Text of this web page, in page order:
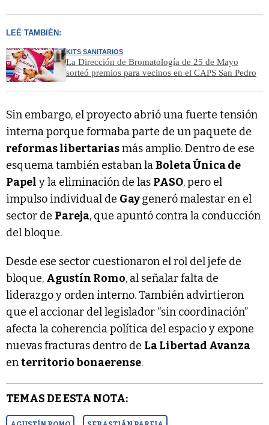
LEÉ TAMBIÉN:
KITS SANITARIOS
La Dirección de Bromatología de 25 de Mayo
sorteó premios para vecinos en el CAPS San Pedro
Sin embargo, el proyecto abrió una fuerte tensión
interna porque formaba parte de un paquete de
reformas libertariasmás amplio. Dentro de ese
esquema también estaban laBoleta Única de
Papel y la eliminación de las PASO, pero el
impulso individual de Gaygeneró malestar en el
sector de Pareja, que apuntó contra la conducción
del bloque.
Desde ese sector cuestionaron el rol del jefe de
bloque, Agustín Romo, al señalar falta de
liderazgo y orden interno. También advirtieron
que el accionar del legislador “sin coordinación”
afecta la coherencia política del espacio y expone
nuevas fracturas dentro de La Libertad Avanza
enterritorio bonaerense.
TEMAS DE ESTA NOTA: